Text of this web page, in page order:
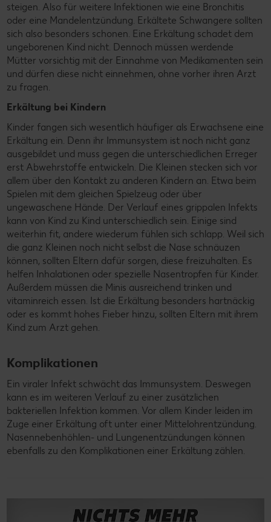
steigen. Also für weitere Infektionen wie eine Bronchitis
oder eine Mandelentzündung. Erkältete Schwangere sollten
sich also besonders schonen. Eine Erkältung schadet dem
ungeborenen Kind nicht. Dennoch müssen werdende
Mütter vorsichtig mit der Einnahme von Medikamenten sein
und dürfen diese nicht einnehmen, ohne vorher ihren Arzt
zu fragen.
Erkältung bei Kindern
Kinder fangen sich wesentlich häufiger als Erwachsene eine
Erkältung ein. Denn ihr Immunsystem ist noch nicht ganz
ausgebildet und muss gegen die unterschiedlichen Erreger
erst Abwehrstoffe entwickeln. Die Kleinen stecken sich vor
allem über den Kontakt zu anderen Kindern an. Etwa beim
Spielen mit dem gleichen Spielzeug oder über
ungewaschene Hände. Der Verlauf eines grippalen Infekts
kann von Kind zu Kind unterschiedlich sein. Einige sind
weiterhin fit, andere wiederum fühlen sich schlapp. Weil sich
die ganz Kleinen noch nicht selbst die Nase schnäuzen
können, sollten Eltern dafür sorgen, diese freizuhalten. Es
helfen Inhalationen oder spezielle Nasentropfen für Kinder.
Außerdem müssen die Minis ausreichend trinken und
vitaminreich essen. Ist die Erkältung besonders hartnäckig
oder es kommt hohes Fieber hinzu, sollten Eltern mit ihrem
Kind zum Arzt gehen.
Komplikationen
Ein viraler Infekt schwächt das Immunsystem. Deswegen
kann es im weiteren Verlauf zu einer zusätzlichen
bakteriellen Infektion kommen. Vor allem Kinder leiden im
Zuge einer Erkältung oft unter einer Mittelohrentzündung.
Nasennebenhöhlen- und Lungenentzündungen können
ebenfalls zu den Komplikationen einer Erkältung zählen.